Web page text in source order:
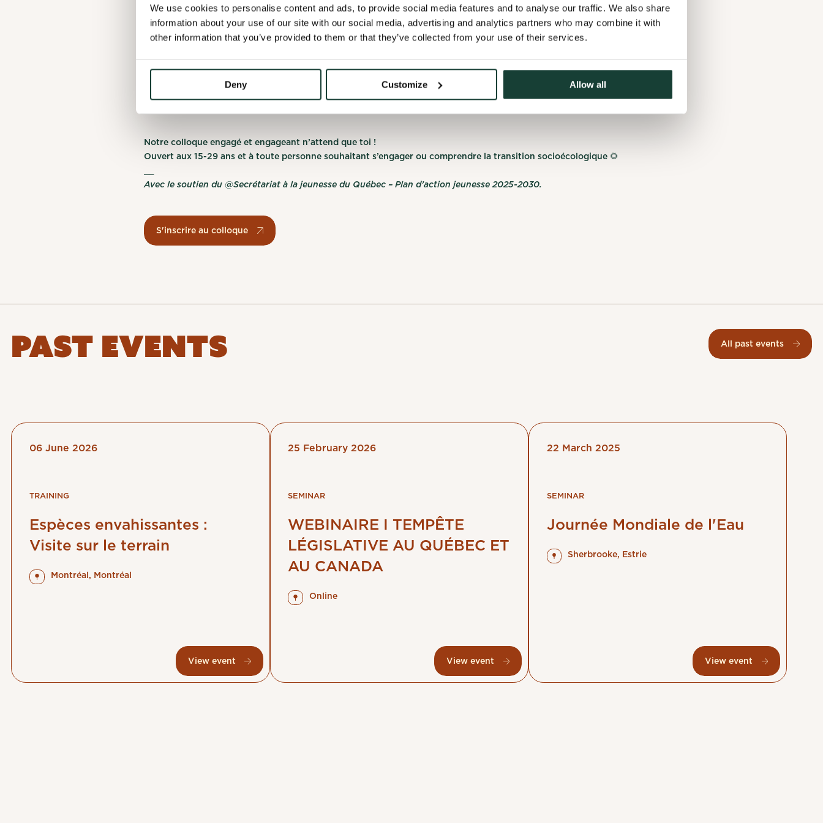
We use cookies to personalise content and ads, to provide social media features and to analyse our traffic. We also share
information about your use of our site with our social media, advertising and analytics partners who may combine it with
other information that you’ve provided to them or that they’ve collected from your use of their services.
Deny Customize Allow all
Tu habites au Québec ? Tu
veux passer du déclic à
l’action ?
Notre colloque engagé et engageant n’attend que toi !
Ouvert aux 15-29 ans et à toute personne souhaitant s’engager ou comprendre la transition socioécologique 🌻
Avec le soutien du @Secrétariat à la jeunesse du Québec – Plan d’action jeunesse 2025-2030.
S'inscrire au colloque
PAST EVENTS All past events
06 June 2026
TRAINING
Espèces envahissantes :
Visite sur le terrain
Montréal, Montréal
View event
25 February 2026
SEMINAR
WEBINAIRE I TEMPÊTE
LÉGISLATIVE AU QUÉBEC ET
AU CANADA
Online
View event
22 March 2025
SEMINAR
Journée Mondiale de l'Eau
Sherbrooke, Estrie
View event
Confirm my application Cancel
Watch your inbox for a reply!
OK